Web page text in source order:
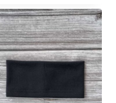
tuotteella
on
useampi
muunnelma.
Voit
tehdä